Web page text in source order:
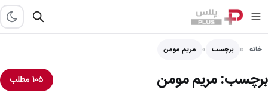
خانه برچسب مریم مومن
برچسب:مریم مومن ۱۰۵ مطلب